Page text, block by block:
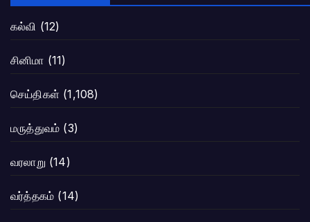
கல்வி (12)
சினிமா (11)
செய்திகள் (1,108)
மருத்துவம் (3)
வரலாறு (14)
வர்த்தகம் (14)